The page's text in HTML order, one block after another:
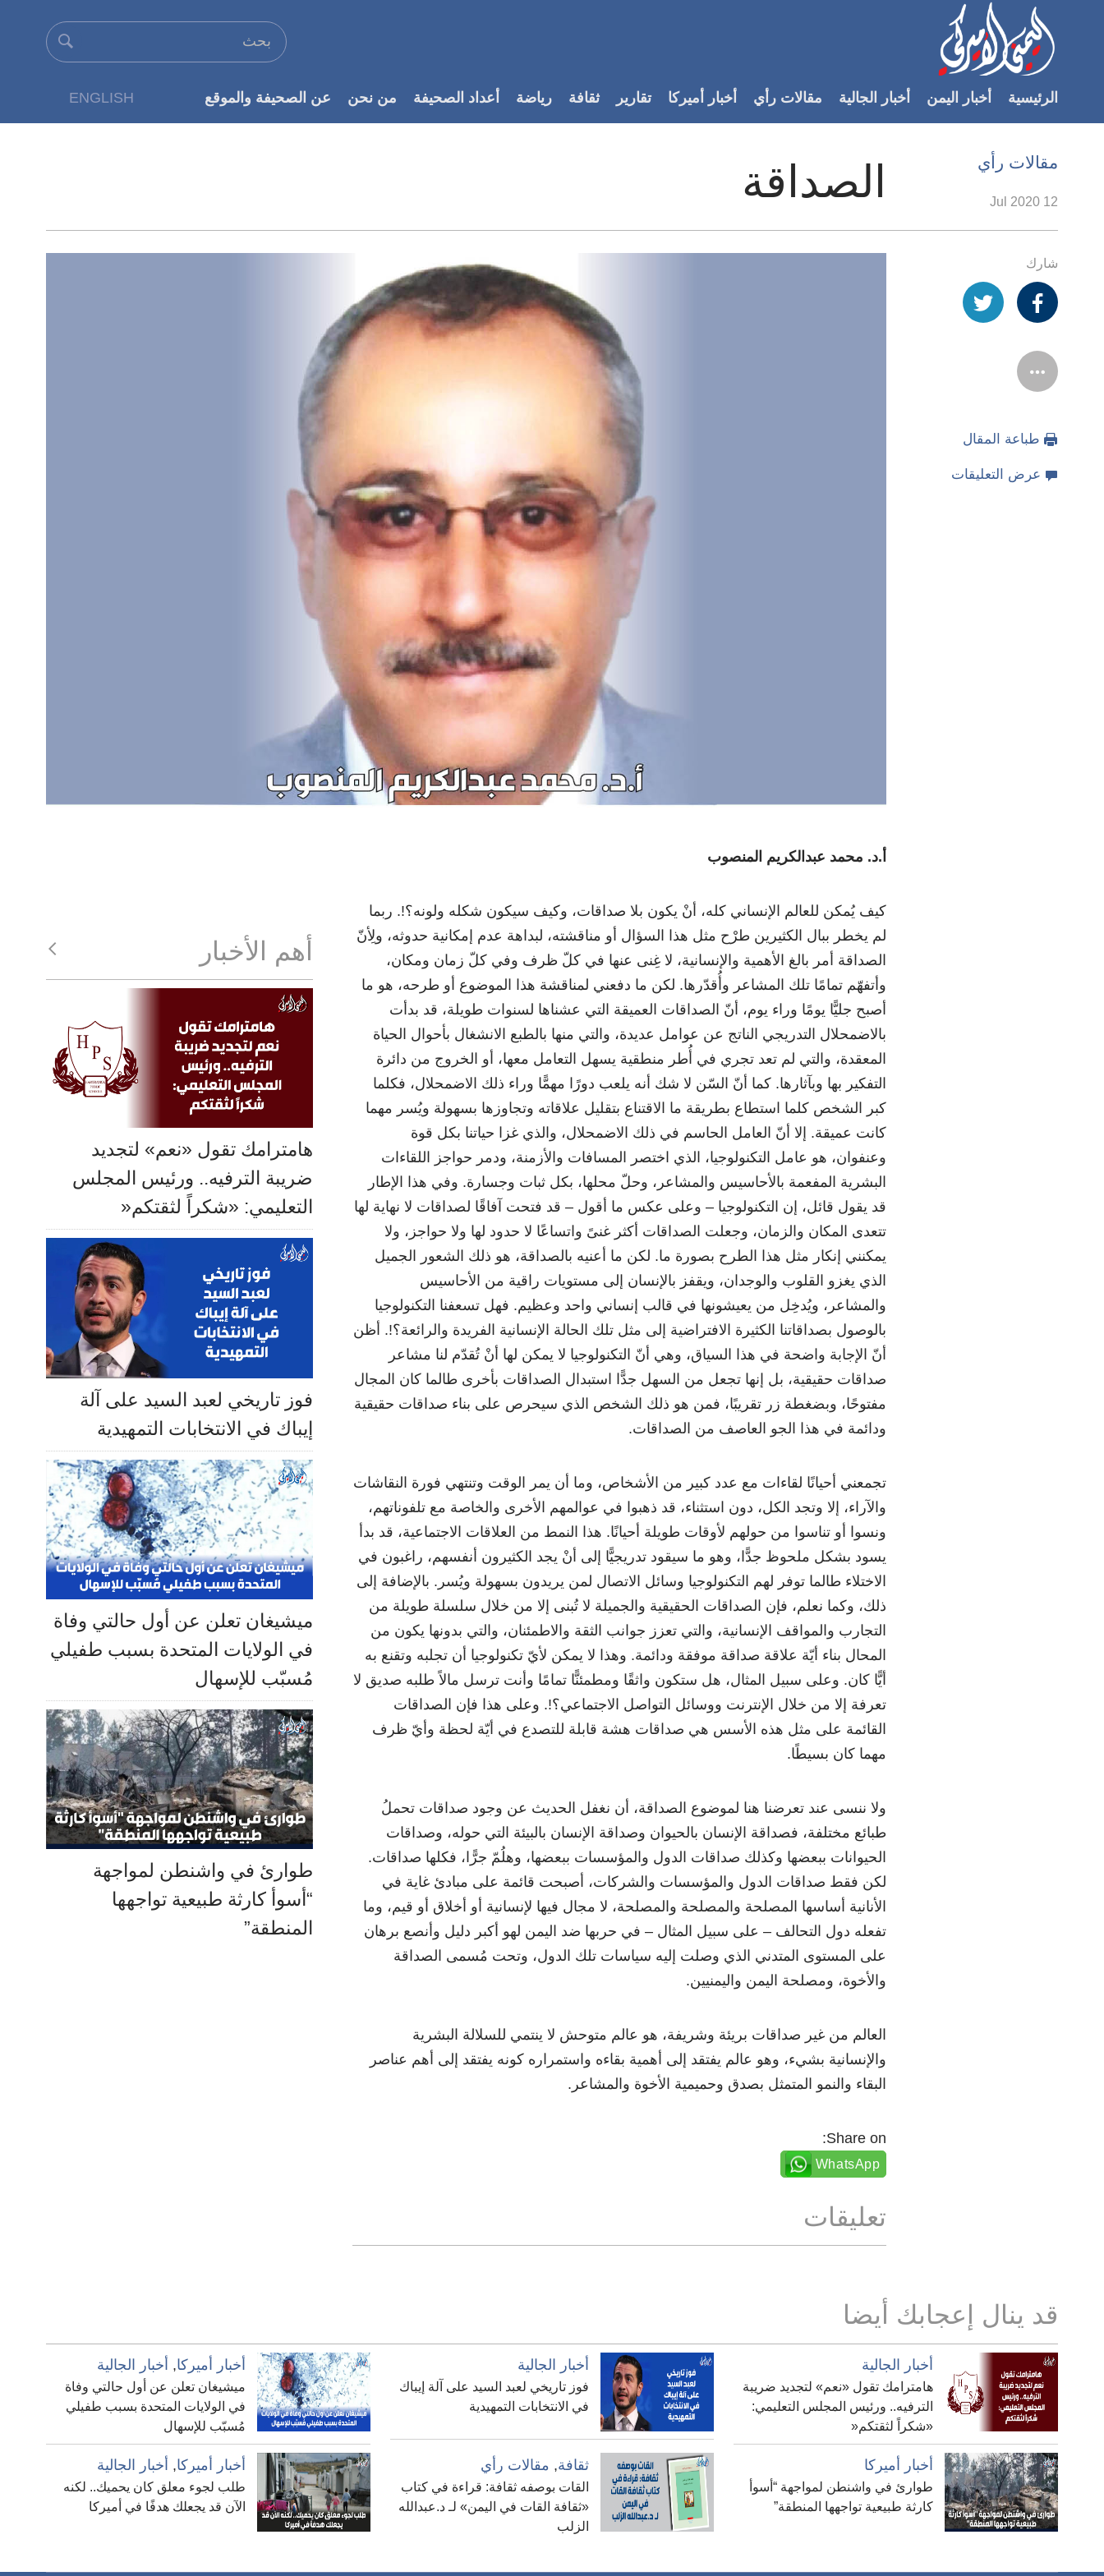
Accessibility
الرئيسي
الأقسام
ENGLISH الرئيسية أخبار اليمن أخبار الجالية مقالات رأي أخبار أميركا تقارير ثقافة رياضة أعداد الصحيفة من نحن عن الصحيفة والموقع
مقالات رأي الصداقة 12 Jul 2020
شارك
طباعة المقال
عرض التعليقات
أ.د. محمد عبدالكريم المنصوب
كيف يُمكن للعالم الإنساني كله، أنْ يكون بلا صداقات، وكيف سيكون شكله ولونه؟!. ربما
لم يخطر ببال الكثيرين طرْح مثل هذا السؤال أو مناقشته، لبداهة عدم إمكانية حدوثه، ولِأنّ
الصداقة أمر بالغ الأهمية والإنسانية، لا غِنى عنها في كلّ ظرف وفي كلّ زمان ومكان،
وأتفهّم تمامًا تلك المشاعر وأُقدّرها. لكن ما دفعني لمناقشة هذا الموضوع أو طرحه، هو ما
أصبح جليًّا يومًا وراء يوم، أنّ الصداقات العميقة التي عشناها لسنوات طويلة، قد بدأت
بالاضمحلال التدريجي الناتج عن عوامل عديدة، والتي منها بالطبع الانشغال بأحوال الحياة
المعقدة، والتي لم تعد تجري في أُطر منطقية يسهل التعامل معها، أو الخروج من دائرة
التفكير بها وبآثارها. كما أنّ السّن لا شك أنه يلعب دورًا مهمًّا وراء ذلك الاضمحلال، فكلما
كبر الشخص كلما استطاع بطريقة ما الاقتناع بتقليل علاقاته وتجاوزها بسهولة ويُسر مهما
كانت عميقة. إلا أنّ العامل الحاسم في ذلك الاضمحلال، والذي غزا حياتنا بكل قوة
وعنفوان، هو عامل التكنولوجيا، الذي اختصر المسافات والأزمنة، ودمر حواجز اللقاءات
البشرية المفعمة بالأحاسيس والمشاعر، وحلّ محلها، بكل ثبات وجسارة. وفي هذا الإطار
قد يقول قائل، إن التكنولوجيا – وعلى عكس ما أقول – قد فتحت آفاقًا لصداقات لا نهاية لها
تتعدى المكان والزمان، وجعلت الصداقات أكثر غنىً واتساعًا لا حدود لها ولا حواجز، ولا
يمكنني إنكار مثل هذا الطرح بصورة ما. لكن ما أعنيه بالصداقة، هو ذلك الشعور الجميل
الذي يغزو القلوب والوجدان، ويقفز بالإنسان إلى مستويات راقية من الأحاسيس
والمشاعر، ويُدخِل من يعيشونها في قالب إنساني واحد وعظيم. فهل تسعفنا التكنولوجيا
بالوصول بصداقاتنا الكثيرة الافتراضية إلى مثل تلك الحالة الإنسانية الفريدة والرائعة؟!. أظن
أنّ الإجابة واضحة في هذا السياق، وهي أنّ التكنولوجيا لا يمكن لها أنْ تُقدّم لنا مشاعر
صداقات حقيقية، بل إنها تجعل من السهل جدًّا استبدال الصداقات بأخرى طالما كان المجال
مفتوحًا، وبضغطة زر تقريبًا، فمن هو ذلك الشخص الذي سيحرص على بناء صداقات حقيقية
ودائمة في هذا الجو العاصف من الصداقات.
تجمعني أحيانًا لقاءات مع عدد كبير من الأشخاص، وما أن يمر الوقت وتنتهي فورة النقاشات
والآراء، إلا وتجد الكل، دون استثناء، قد ذهبوا في عوالمهم الأخرى والخاصة مع تلفوناتهم،
ونسوا أو تناسوا من حولهم لأوقات طويلة أحيانًا. هذا النمط من العلاقات الاجتماعية، قد بدأ
يسود بشكل ملحوظ جدًّا، وهو ما سيقود تدريجيًّا إلى أنْ يجد الكثيرون أنفسهم، راغبون في
الاختلاء طالما توفر لهم التكنولوجيا وسائل الاتصال لمن يريدون بسهولة ويُسر. بالإضافة إلى
ذلك، وكما نعلم، فإن الصداقات الحقيقية والجميلة لا تُبنى إلا من خلال سلسلة طويلة من
التجارب والمواقف الإنسانية، والتي تعزز جوانب الثقة والاطمئنان، والتي بدونها يكون من
المحال بناء أيّة علاقة صداقة موفقة ودائمة. وهذا لا يمكن لأيّ تكنولوجيا أن تجلبه وتقنع به
أيًّا كان. وعلى سبيل المثال، هل ستكون واثقًا ومطمئنًّا تمامًا وأنت ترسل مالاً طلبه صديق لا
تعرفة إلا من خلال الإنترنت ووسائل التواصل الاجتماعي؟!. وعلى هذا فإن الصداقات
القائمة على مثل هذه الأسس هي صداقات هشة قابلة للتصدع في أيّة لحظة وأيّ ظرف
مهما كان بسيطًا.
ولا ننسى عند تعرضنا هنا لموضوع الصداقة، أن نغفل الحديث عن وجود صداقات تحملُ
طبائع مختلفة، فصداقة الإنسان بالحيوان وصداقة الإنسان بالبيئة التي حوله، وصداقات
الحيوانات ببعضها وكذلك صداقات الدول والمؤسسات ببعضها، وهلُمّ جرًّا، فكلها صداقات.
لكن فقط صداقات الدول والمؤسسات والشركات، أصبحت قائمة على مبادئ غاية في
الأنانية أساسها المصلحة والمصلحة والمصلحة، لا مجال فيها لإنسانية أو أخلاق أو قيم، وما
تفعله دول التحالف – على سبيل المثال – في حربها ضد اليمن لهو أكبر دليل وأنصع برهان
على المستوى المتدني الذي وصلت إليه سياسات تلك الدول، وتحت مُسمى الصداقة
والأخوة، ومصلحة اليمن واليمنيين.
العالم من غير صداقات بريئة وشريفة، هو عالم متوحش لا ينتمي للسلالة البشرية
والإنسانية بشيء، وهو عالم يفتقد إلى أهمية بقاءه واستمراره كونه يفتقد إلى أهم عناصر
البقاء والنمو المتمثل بصدق وحميمية الأخوة والمشاعر.
Share on:
WhatsApp
تعليقات
أهم الأخبار
هامترامك تقول «نعم» لتجديد
ضريبة الترفيه.. ورئيس المجلس
التعليمي: «شكراً لثقتكم«
فوز تاريخي لعبد السيد على آلة
إيباك في الانتخابات التمهيدية
ميشيغان تعلن عن أول حالتي وفاة
في الولايات المتحدة بسبب طفيلي
مُسبّب للإسهال
طوارئ في واشنطن لمواجهة
“أسوأ كارثة طبيعية تواجهها
المنطقة”
قد ينال إعجابك أيضا
أخبار الجالية
هامترامك تقول «نعم» لتجديد ضريبة
الترفيه.. ورئيس المجلس التعليمي:
«شكراً لثقتكم«
أخبار الجالية
فوز تاريخي لعبد السيد على آلة إيباك
في الانتخابات التمهيدية
أخبار أميركا, أخبار الجالية
ميشيغان تعلن عن أول حالتي وفاة
في الولايات المتحدة بسبب طفيلي
مُسبّب للإسهال
أخبار أميركا
طوارئ في واشنطن لمواجهة “أسوأ
كارثة طبيعية تواجهها المنطقة”
ثقافة, مقالات رأي
القات بوصفه ثقافة: قراءة في كتاب
«ثقافة القات في اليمن» لـ د.عبدالله
الزلب
أخبار أميركا, أخبار الجالية
طلب لجوء معلق كان يحميك.. لكنه
الآن قد يجعلك هدفًا في أميركا